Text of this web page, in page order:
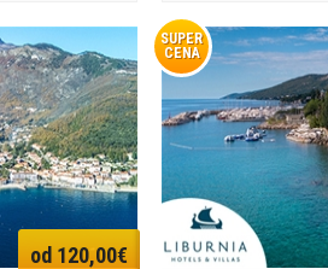
od 120,00€
SUPER
CENA